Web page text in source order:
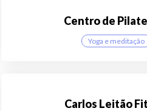
Centro de
Yoga e meditação
Carlos Leitão